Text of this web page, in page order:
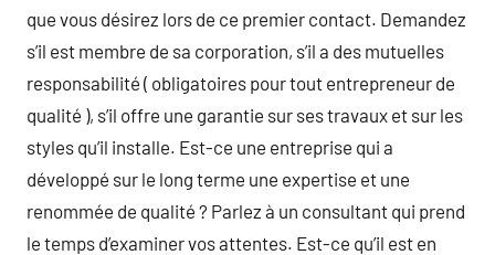
que vous désirez lors de ce premier contact. Demandez
s’il est membre de sa corporation, s’il a des mutuelles
responsabilité ( obligatoires pour tout entrepreneur de
qualité ), s’il offre une garantie sur ses travaux et sur les
styles qu’il installe. Est-ce une entreprise qui a
développé sur le long terme une expertise et une
renommée de qualité ? Parlez à un consultant qui prend
le temps d’examiner vos attentes. Est-ce qu’il est en